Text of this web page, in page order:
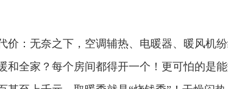
价：‌无奈之下，空调辅热、电暖器、暖风机
和全家？每个房间都得开一个！更可怕的是